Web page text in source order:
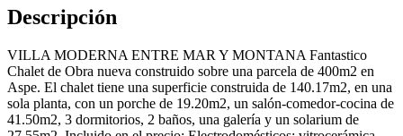
Descripción
VILLA MODERNA ENTRE MAR Y MONTANA Fantastico
Chalet de Obra nueva construido sobre una parcela de 400m2 en
Aspe. El chalet tiene una superficie construida de 140.17m2, en una
sola planta, con un porche de 19.20m2, un salón-comedor-cocina de
41.50m2, 3 dormitorios, 2 baños, una galerí­a y un solarium de